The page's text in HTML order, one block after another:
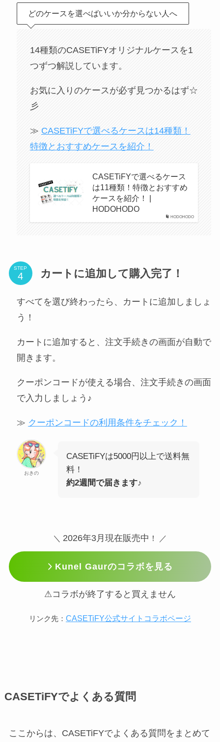
どのケースを選べばいいか分からない人へ
14種類のCASETiFYオリジナルケースを1
つずつ解説しています。
お気に入りのケースが必ず見つかるはず☆
彡
≫ CASETiFYで選べるケースは14種類！
特徴とおすすめケースを紹介！
HODOHODO
CASETiFYで選べるケース
は11種類！特徴とおすすめ
ケースを紹介！ |
HODOHODO
STEP カートに追加して購入完了！
すべてを選び終わったら、カートに追加しましょ
う！
カートに追加すると、注文手続きの画面が自動で
開きます。
クーポンコードが使える場合、注文手続きの画面
で入力しましょう♪
≫ クーポンコードの利用条件をチェック！
おきの
CASETiFYは5000円以上で送料無
料！
約2週間で届きます♪
＼ 2026年3月現在販売中 ！ ／
Kunel Gaurのコラボを見る
⚠コラボが終了すると買えません
リンク先： CASETiFY公式サイトコラボページ
CASETiFYでよくある質問
ここからは、CASETiFYでよくある質問をまとめて